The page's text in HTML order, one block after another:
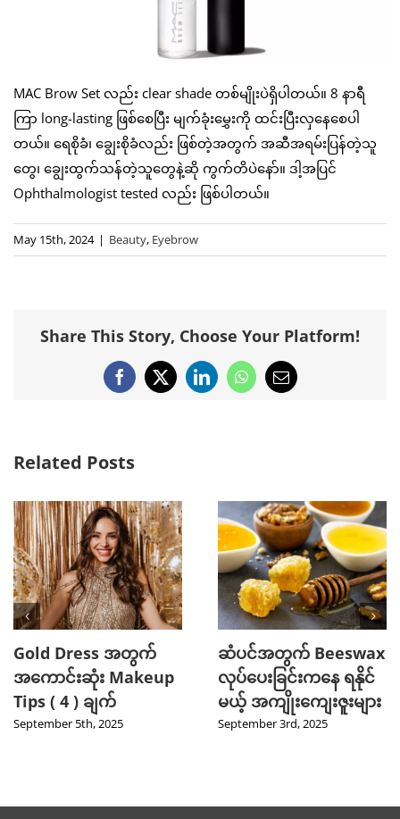
MAC Brow Set လည်း clear shade တစ်မျိုးပဲရှိပါတယ်။ 8 နာရီ
ကြာ long-lasting ဖြစ်စေပြီး မျက်ခုံးမွှေးကို ထင်းပြီးလှနေစေပါ
တယ်။ ရေစိုခံ၊ ချွေးစိုခံလည်း ဖြစ်တဲ့အတွက် အဆီအရမ်းပြန်တဲ့သူ
တွေ၊ ချွေးထွက်သန်တဲ့သူတွေနဲ့ဆို ကွက်တိပဲနော်။ ဒါ့အပြင်
Ophthalmologist tested လည်း ဖြစ်ပါတယ်။
May 15th, 2024 | Beauty, Eyebrow
Share This Story, Choose Your Platform!
Facebook
X LinkedInWhatsApp
Email
Related Posts
Gold Dress အတွက်
အကောင်းဆုံး Makeup
Tips ( 4 ) ချက်
September 5th, 2025
ဆံပင်အတွက် Beeswax
လုပ်ပေးခြင်းကနေ ရနိုင်
မယ့် အကျိုးကျေးဇူးများ
September 3rd, 2025